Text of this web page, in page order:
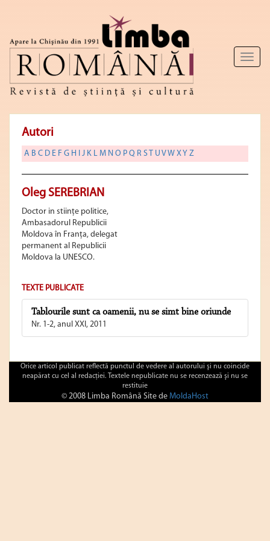
Toggle
Autori
A B C D E F G H I J K L M N O P Q R S T U VW X Y Z
Oleg SEREBRIAN
Doctor in stiinţe politice,
Ambasadorul Republicii
Moldova în Franţa, delegat
permanent al Republicii
Moldova la UNESCO.
TEXTE PUBLICATE
Tablourile sunt ca oamenii, nu se simt bine oriunde
Nr. 1-2, anul XXI, 2011
Orice articol publicat reflectă punctul de vedere al autorului şi nu coincide
neapărat cu cel al redacţiei. Textele nepublicate nu se recenzează şi nu se
restituie
© 2008 Limba Română Site de MoldaHost